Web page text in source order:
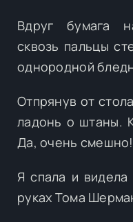
Вдруг бумага
сквозь пальцы
однородной
Отпрянув от
ладонь о штаны.
Да, очень смешно!
Я спала и
руках Тома